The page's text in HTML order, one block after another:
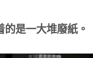
的是一大堆廢紙。